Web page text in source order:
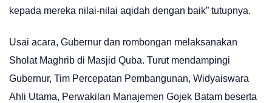
kepada mereka nilai-nilai aqidah dengan baik” tutupnya.
Usai acara, Gubernur dan rombongan melaksanakan
Sholat Maghrib di Masjid Quba. Turut mendampingi
Gubernur, Tim Percepatan Pembangunan, Widyaiswara
Ahli Utama, Perwakilan Manajemen Gojek Batam beserta